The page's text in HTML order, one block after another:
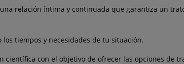
relación íntima y continuada que garantiza un
tiempos y necesidades de tu situación.
con el objetivo de ofrecer las opciones de